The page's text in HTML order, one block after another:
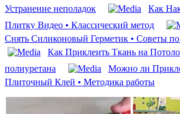
Устранение неполадок
Как
Плитку Видео • Классический метод
Снять Силиконовый Герметик • Советы
Как Приклеить Ткань на
полиуретана
Можно ли
Плиточный Клей • Методика работы